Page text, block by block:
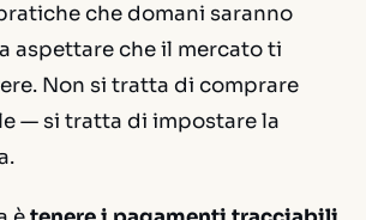
che domani saranno
aspettare che il mercato ti
Non si tratta di comprare
— si tratta di impostare la